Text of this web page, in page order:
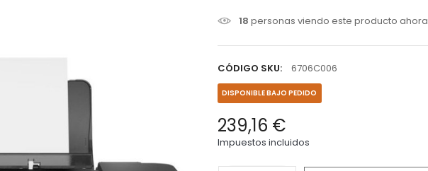
18 personas viendo este producto ahora
CÓDIGO SKU: 6706C006
DISPONIBLE BAJO PEDIDO
239,16 €
Impuestos incluidos